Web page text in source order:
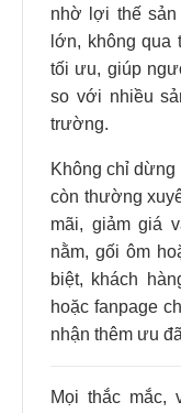
nhờ lợi thế
lớn, không
tối ưu, giúp
so với nhiều
trường.
Không chỉ
còn thường
mãi, giảm giá
nằm, gối ôm
biệt, khách
hoặc fanpage
nhận thêm ưu
Mọi thắc